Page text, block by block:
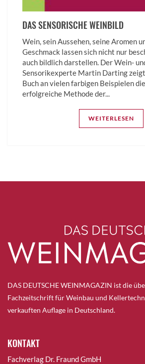
DAS SENSORISCHE WEINBILD
Wein, sein Aussehen, seine Aromen
Geschmack lassen sich nicht nur
auch bildlich darstellen. Der Wein-
Sensorikexperte Martin Darting
Buch an vielen farbigen Beispielen
erfolgreiche Methode der...
WEITERLESEN
DAS DEUTSCHE WEINMAGAZIN ist die
Fachzeitschrift für Weinbau und
verkauften Auflage in Deutschland.
KONTAKT
Fachverlag Dr. Fraund GmbH